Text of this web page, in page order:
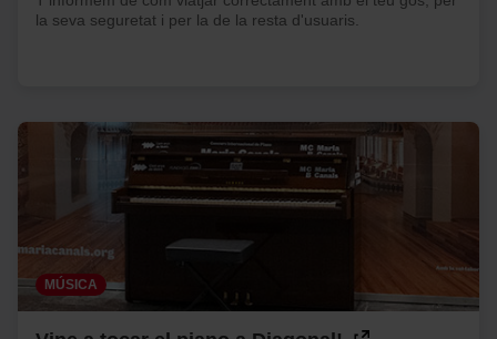
la seva seguretat i per la de la resta d'usuaris.
MÚSICA